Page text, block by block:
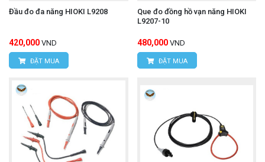
Đầu đo đa năng HIOKI L9208
420,000 VND
ĐẶT MUA
Que đo đồng hồ vạn năng HIOKI
L9207-10
480,000 VND
ĐẶT MUA